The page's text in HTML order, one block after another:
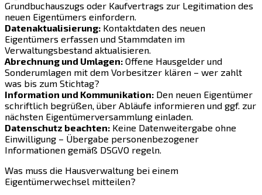
Grundbuchauszugs oder Kaufvertrags zur Legitimation des
neuen Eigentümers einfordern.
Datenaktualisierung: Kontaktdaten des neuen
Eigentümers erfassen und Stammdaten im
Verwaltungsbestand aktualisieren.
Abrechnung und Umlagen: Offene Hausgelder und
Sonderumlagen mit dem Vorbesitzer klären – wer zahlt
was bis zum Stichtag?
Information und Kommunikation: Den neuen Eigentümer
schriftlich begrüßen, über Abläufe informieren und ggf. zur
nächsten Eigentümerversammlung einladen.
Datenschutz beachten: Keine Datenweitergabe ohne
Einwilligung – Übergabe personenbezogener
Informationen gemäß DSGVO regeln.
Was muss die Hausverwaltung bei einem
Eigentümerwechsel mitteilen?